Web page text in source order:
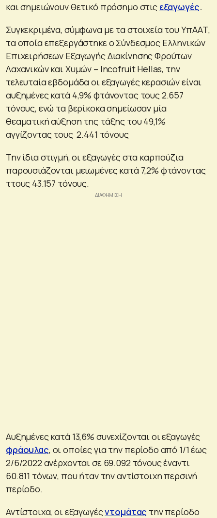
και σημειώνουν θετικό πρόσημο στις εξαγωγές.
Συγκεκριμένα, σύμφωνα με τα στοιχεία του ΥπΑΑΤ,
τα οποία επεξεργάστηκε ο Σύνδεσμος Ελληνικών
Επιχειρήσεων Εξαγωγής Διακίνησης Φρούτων
Λαχανικών και Χυμών – Incofruit Hellas, την
τελευταία εβδομάδα οι εξαγωγές κερασιών είναι
αυξημένες κατά 4,9% φτάνοντας τους 2.657
τόνους, ενώ τα βερίκοκα σημείωσαν μία
θεαματική αύξηση της τάξης του 49,1%
αγγίζοντας τους 2.441 τόνους
Την ίδια στιγμή, οι εξαγωγές στα καρπούζια
παρουσιάζονται μειωμένες κατά 7,2% φτάνοντας
ττους 43.157 τόνους.
Αυξημένες κατά 13,6% συνεχίζονται οι εξαγωγές
φράουλας, οι οποίες για την περίοδο από 1/1 έως
2/6/2022 ανέρχονται σε 69.092 τόνους έναντι
60.811 τόνων, που ήταν την αντίστοιχη περσινή
περίοδο.
Αντίστοιχα, οι εξαγωγέςντομάτας την περίοδο